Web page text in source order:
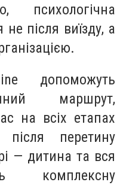
після виїзду, а
допоможуть
маршрут,
на всіх етапах
після перетину
— дитина та вся
комплексну